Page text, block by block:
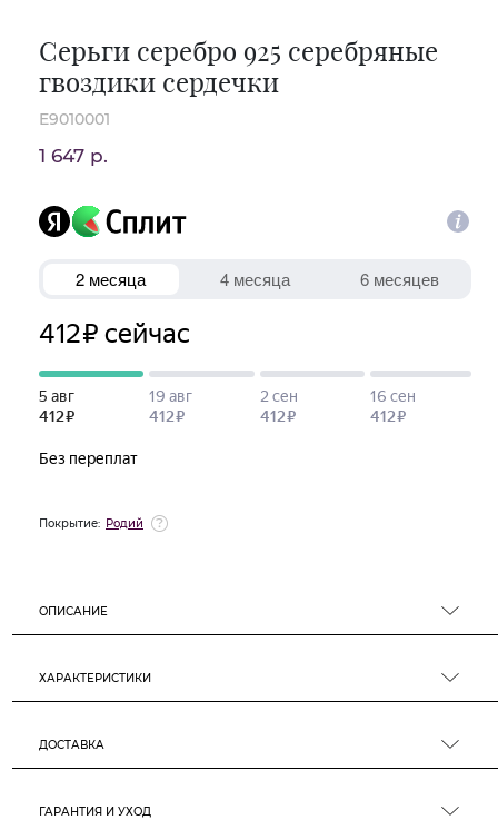
Серьги серебро 925 серебряные
гвоздики сердечки
E9010001
1 647 р.
Покрытие: Родий
ОПИСАНИЕ
ХАРАКТЕРИСТИКИ
ДОСТАВКА
ГАРАНТИЯ И УХОД